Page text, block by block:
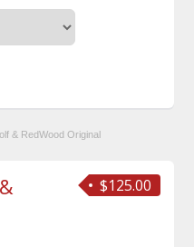
& RedWood Original
$125.00